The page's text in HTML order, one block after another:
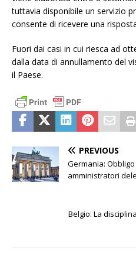
tuttavia disponibile un servizio
consente di ricevere una
Fuori dai casi in cui riesca ad
dalla data di annullamento del
il Paese.
PREVIOUS
Germania:
amministratori
Belgio: La